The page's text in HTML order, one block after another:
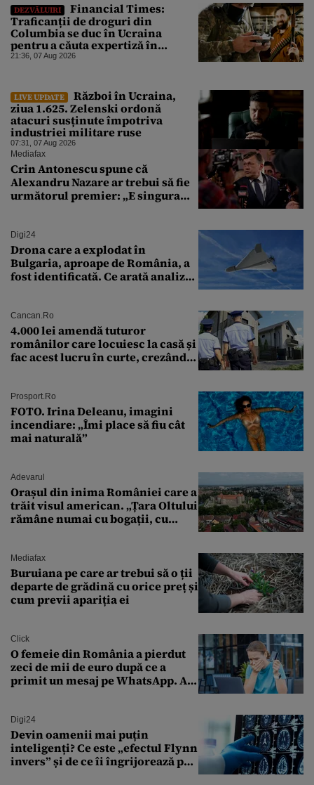
DEZVĂLUIRI
Financial Times:
Traficanții de droguri din
Columbia se duc în Ucraina
pentru a căuta expertiză în
domeniul dronelor
21:36, 07 Aug 2026
LIVE UPDATE
Război în Ucraina,
ziua 1.625. Zelenski ordonă
atacuri susținute împotriva
industriei militare ruse
07:31, 07 Aug 2026
Mediafax
Crin Antonescu spune că
Alexandru Nazare ar trebui să fie
următorul premier: „E singura
Digi24
Drona care a explodat în
Bulgaria, aproape de România, a
fost identificată. Ce arată analiza
Cancan.ro
4.000 lei amendă tuturor
românilor care locuiesc la casă și
fac acest lucru în curte, crezând
Prosport.ro
FOTO. Irina Deleanu, imagini
incendiare: „Îmi place să fiu cât
mai naturală”
Adevarul
Orașul din inima României care a
trăit visul american. „Țara Oltului
rămâne numai cu bogații, cu
Mediafax
Buruiana pe care ar trebui să o ții
departe de grădină cu orice preț și
cum previi apariția ei
Click
O femeie din România a pierdut
zeci de mii de euro după ce a
primit un mesaj pe WhatsApp. A
Digi24
Devin oamenii mai puțin
inteligenți? Ce este „efectul Flynn
invers” și de ce îi îngrijorează pe